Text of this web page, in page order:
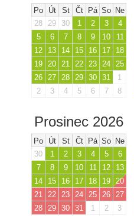
Po Út St Čt Pá So Ne
28
29 30 1 2 3
4
5
6 7 8 9 10
11
12
13 14 15 16 17
18
19 20 21 22 23 24 25
26 27 28 29 30 31
1
2
3 4 5 6 7 8
Prosinec 2026
Po Út St Čt Pá So Ne
30
1 2 3 4 5
6
7
8 9 10 11 12
13
14
15 16 17 18 19
20
21
22 23 24 25 26
27
28
29 30 31 1 2
3